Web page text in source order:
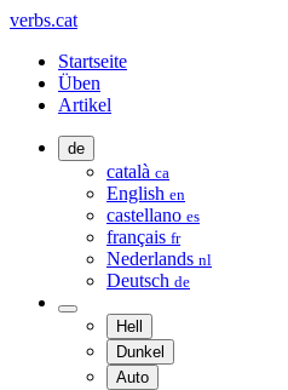
verbs.cat
Startseite
Üben
Artikel
de
català ca
English en
castellano es
français fr
Nederlands nl
Deutsch de
Hell
Dunkel
Auto